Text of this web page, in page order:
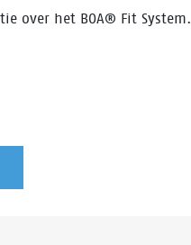
over het BOA® Fit System.